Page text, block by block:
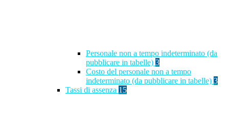
Personale non a tempo indeterminato (da
pubblicare in tabelle) 3
Costo del personale non a tempo
indeterminato (da pubblicare in tabelle) 3
Tassi di assenza 15